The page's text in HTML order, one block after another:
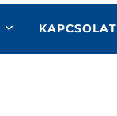
KAPCSOLAT